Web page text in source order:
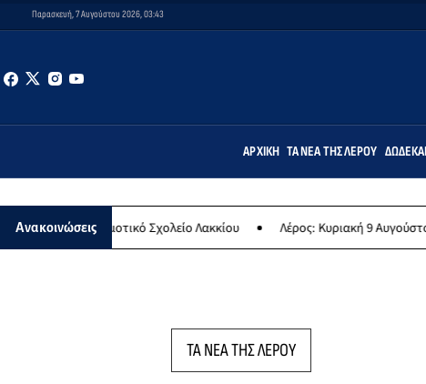
Παρασκευή, 7 Αυγούστου 2026, 03:43
ΑΡΧΙΚΉ ΤΑ ΝΈΑ ΤΗΣ ΛΈΡΟΥ
Ανακοινώσεις
Σχολείο Λακκίου Λέρος: Κυριακή 9 Αυγούστου το μεγαλύτερο
ΤΑ ΝΕΑ ΤΗΣ ΛΕΡΟΥ